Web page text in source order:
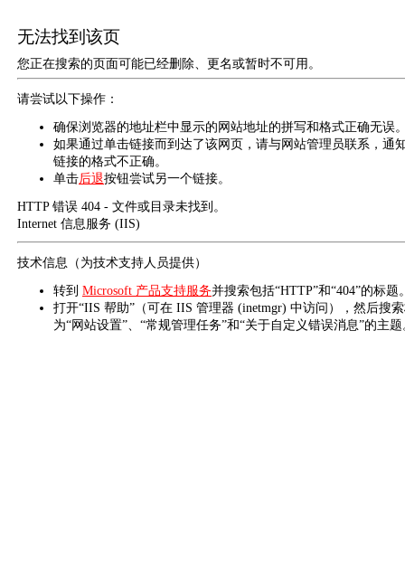
无法找到该页
您正在搜索的页面可能已经删除、更名或暂时不可用。
请尝试以下操作：
确保浏览器的地址栏中显示的网站地址的拼写和格式正确无误
如果通过单击链接而到达了该网页，请与网站管理员联系，通
链接的格式不正确。
单击后退按钮尝试另一个链接。
HTTP 错误 404 - 文件或目录未找到。
Internet 信息服务 (IIS)
技术信息（为技术支持人员提供）
转到 Microsoft 产品支持服务并搜索包括“HTTP”和“404”的标题
打开“IIS 帮助”（可在 IIS 管理器 (inetmgr) 中访问），然后搜
为“网站设置”、“常规管理任务”和“关于自定义错误消息”的主题